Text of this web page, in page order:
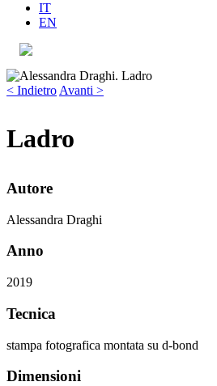
IT
EN
< Indietro Avanti >
Ladro
Autore
Alessandra Draghi
Anno
2019
Tecnica
stampa fotografica montata su d-bond
Dimensioni